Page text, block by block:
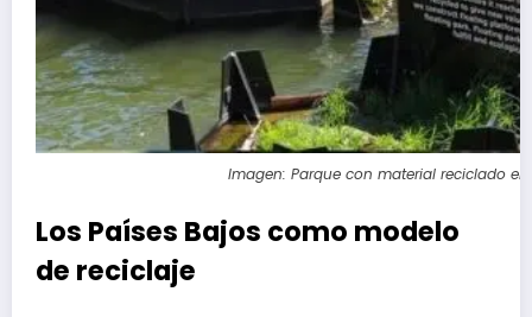
Imagen: Parque con material reciclado en
Los Países Bajos como modelo
de reciclaje